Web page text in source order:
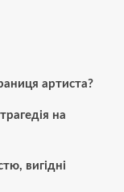
артиста?
на
вигідні